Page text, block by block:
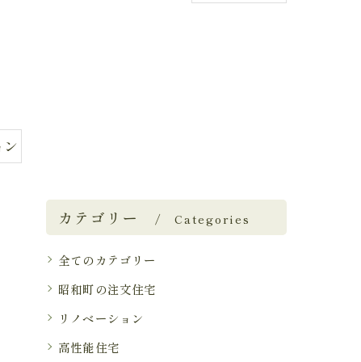
カテゴリー Categories
全てのカテゴリー
昭和町の注文住宅
リノベーション
高性能住宅